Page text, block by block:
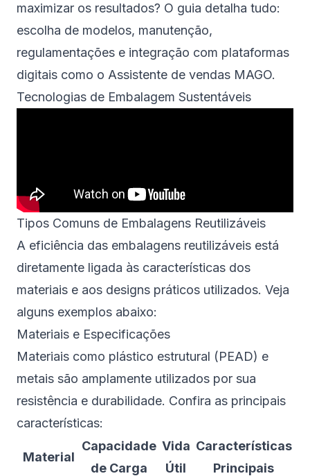
maximizar os resultados? O guia detalha tudo:
escolha de modelos, manutenção,
regulamentações e integração com plataformas
digitais como o Assistente de vendas MAGO.
Tecnologias de Embalagem Sustentáveis
Tipos Comuns de Embalagens Reutilizáveis
A eficiência das embalagens reutilizáveis está
diretamente ligada às características dos
materiais e aos designs práticos utilizados. Veja
alguns exemplos abaixo:
Materiais e Especificações
Materiais como plástico estrutural (PEAD) e
metais são amplamente utilizados por sua
resistência e durabilidade. Confira as principais
características:
Material
Capacidade
de Carga
Vida
Útil
Características
Principais